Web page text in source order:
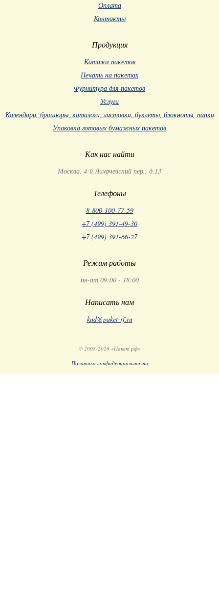
Оплата
Контакты
Продукция
Каталог пакетов
Печать на пакетах
Фурнитура для пакетов
Услуги
Календари, брошюры, каталоги, листовки, буклеты, блокноты, папки
Упаковка готовых бумажных пакетов
Как нас найти
Москва, 4-й Лихачевский пер., д.13
Телефоны
8-800-100-77-59
+7 (499) 391-49-30
+7 (499) 391-66-27
Режим работы
пн-пт 09:00 - 18:00
Написать нам
kud@paket-rf.ru
© 2008-2026 «Пакет.рф»
Политика конфиденциальности